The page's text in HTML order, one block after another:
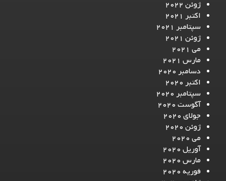
ژوئن 2022
اکتبر 2021
سپتامبر 2021
ژوئن 2021
می 2021
مارس 2021
دسامبر 2020
اکتبر 2020
سپتامبر 2020
آگوست 2020
جولای 2020
ژوئن 2020
می 2020
آوریل 2020
مارس 2020
فوریه 2020